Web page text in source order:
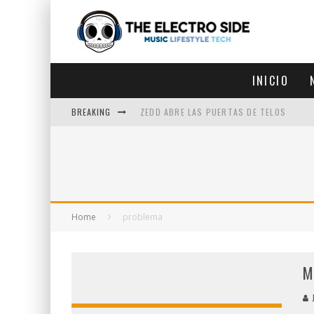
INICIO
BREAKING ZEDD ABRE LAS PUERTAS DE TELOS
Home problema